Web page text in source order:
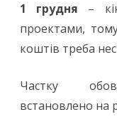
1 грудня –
проектами,
коштів треба
Частку
встановлено на